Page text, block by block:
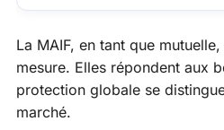
La MAIF, en tant que
mesure. Elles répondent aux
protection globale se
marché.